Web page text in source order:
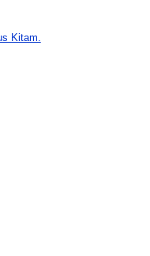
Kitam.